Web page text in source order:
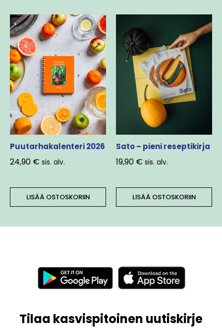
Puutarhakalenteri 2026
24,90 € sis. alv.
LISÄÄ OSTOSKORIIN
Sato – pieni reseptikirja
19,90 € sis. alv.
LISÄÄ OSTOSKORIIN
Tilaa kasvispitoinen uutiskirje